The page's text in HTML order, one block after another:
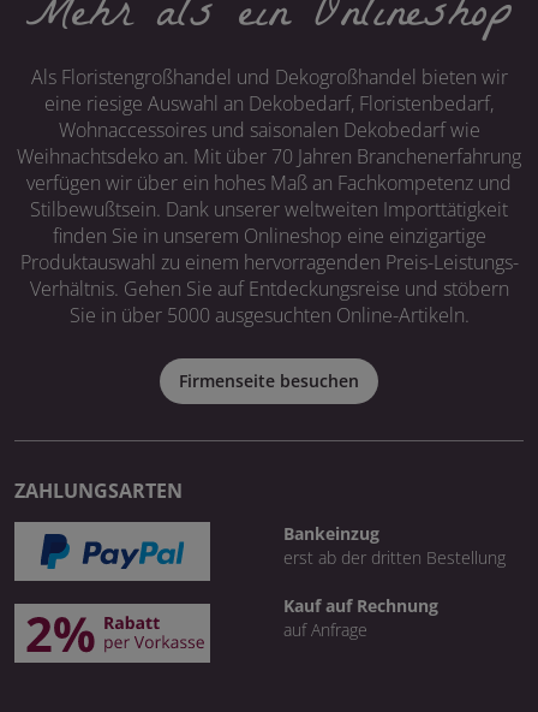
Als Floristengroßhandel und Dekogroßhandel bieten wir
eine riesige Auswahl an Dekobedarf, Floristenbedarf,
Wohnaccessoires und saisonalen Dekobedarf wie
Weihnachtsdeko an. Mit über 70 Jahren Branchenerfahrung
verfügen wir über ein hohes Maß an Fachkompetenz und
Stilbewußtsein. Dank unserer weltweiten Importtätigkeit
finden Sie in unserem Onlineshop eine einzigartige
Produktauswahl zu einem hervorragenden Preis-Leistungs-
Verhältnis. Gehen Sie auf Entdeckungsreise und stöbern
Sie in über 5000 ausgesuchten Online-Artikeln.
Firmenseite besuchen
ZAHLUNGSARTEN
Bankeinzug
erst ab der dritten Bestellung
Kauf auf Rechnung
auf Anfrage